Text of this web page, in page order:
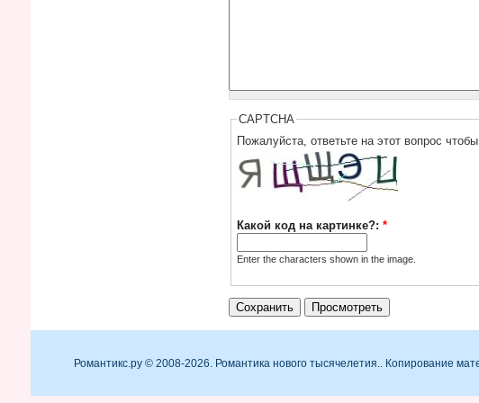
CAPTCHA
Пожалуйста, ответьте на этот вопрос
Какой код на картинке?:*
Enter the characters shown in the image.
Романтикс.ру © 2008-2026. Романтика нового тысячелетия.. Копирование